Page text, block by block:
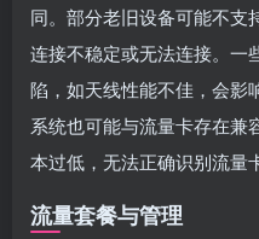
同。部分老旧设备可能不支
连接不稳定或无法连接。一
陷，如天线性能不佳，会影
系统也可能与流量卡存在兼
本过低，无法正确识别流量
流量套餐与管理